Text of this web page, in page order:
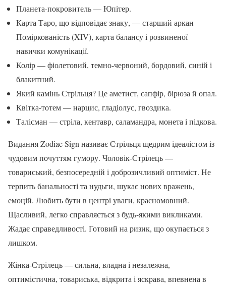
Планета-покровитель — Юпітер.
Карта Таро, що відповідає знаку, — старший аркан
Поміркованість (XIV), карта балансу і розвиненої
навички комунікації.
Колір — фіолетовий, темно-червоний, бордовий, синій і
блакитний.
Який камінь Стрільця? Це аметист, сапфір, бірюза й опал.
Квітка-тотем — нарцис, гладіолус, гвоздика.
Талісман — стріла, кентавр, саламандра, монета і підкова.
Видання Zodiac Sign називає Стрільця щедрим ідеалістом із
чудовим почуттям гумору. Чоловік-Стрілець —
товариський, безпосередній і доброзичливий оптиміст. Не
терпить банальності та нудьги, шукає нових вражень,
емоцій. Любить бути в центрі уваги, красномовний.
Щасливий, легко справляється з будь-якими викликами.
Жадає справедливості. Готовий на ризик, що окупається з
лишком.
Жінка-Стрілець — сильна, владна і незалежна,
оптимістична, товариська, відкрита і яскрава, впевнена в